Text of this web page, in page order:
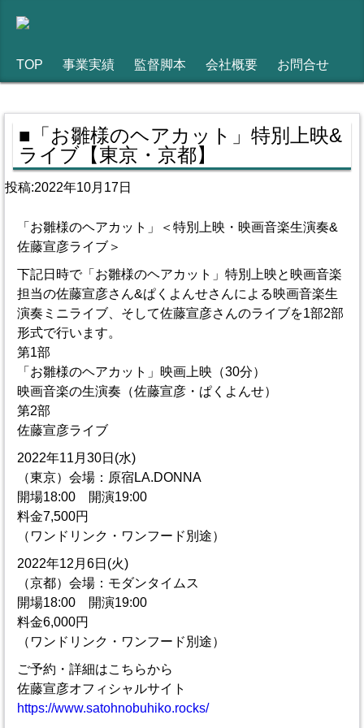
TOP 事業実績 監督脚本 会社概要 お問合せ
■「お雛様のヘアカット」特別上映&
ライブ【東京・京都】
投稿:2022年10月17日
「お雛様のヘアカット」＜特別上映・映画音楽生演奏&
佐藤宣彦ライブ＞
下記日時で「お雛様のヘアカット」特別上映と映画音楽
担当の佐藤宣彦さん&ぱくよんせさんによる映画音楽生
演奏ミニライブ、そして佐藤宣彦さんのライブを1部2部
形式で行います。
第1部
「お雛様のヘアカット」映画上映（30分）
映画音楽の生演奏（佐藤宣彦・ぱくよんせ）
第2部
佐藤宣彦ライブ
2022年11月30日(水)
（東京）会場：原宿LA.DONNA
開場18:00 開演19:00
料金7,500円
（ワンドリンク・ワンフード別途）
2022年12月6日(火)
（京都）会場：モダンタイムス
開場18:00 開演19:00
料金6,000円
（ワンドリンク・ワンフード別途）
ご予約・詳細はこちらから
佐藤宣彦オフィシャルサイト
https://www.satohnobuhiko.rocks/